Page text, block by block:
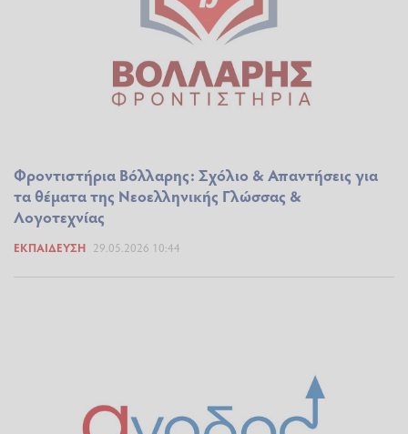
Φροντιστήρια Βόλλαρης: Σχόλιο & Απαντήσεις για
τα θέματα της Νεοελληνικής Γλώσσας &
Λογοτεχνίας
ΕΚΠΑΊΔΕΥΣΗ 29.05.2026 10:44